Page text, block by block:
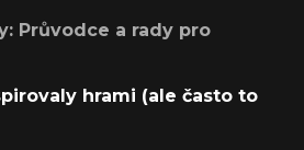
Průvodce a rady pro
hrami (ale často to